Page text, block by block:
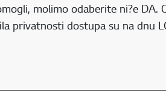
molimo odaberite ni?e DA.
privatnosti dostupa su na dnu